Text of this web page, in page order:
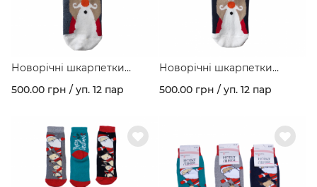
Новорічні шкарпетки
зимові махрові з малюнком
"Santa" асорті кольорів в
500.00 грн / уп. 12 пар
Новорічні шкарпетки
зимові махрові з малюнком
"Santa" асорті кольорів в
500.00 грн / уп. 12 пар